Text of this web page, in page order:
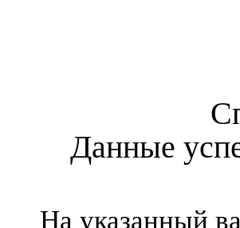
Данные
На указанный